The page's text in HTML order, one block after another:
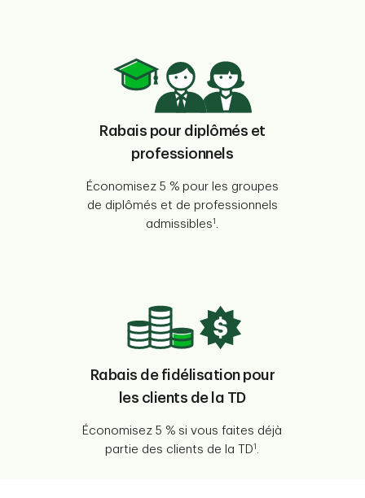
Rabais pour diplômés et
professionnels
Économisez 5 % pour les groupes
de diplômés et de professionnels
admissibles1 .
Rabais de fidélisation pour
les clients de la TD
Économisez 5 % si vous faites déjà
partie des clients de la TD1 .